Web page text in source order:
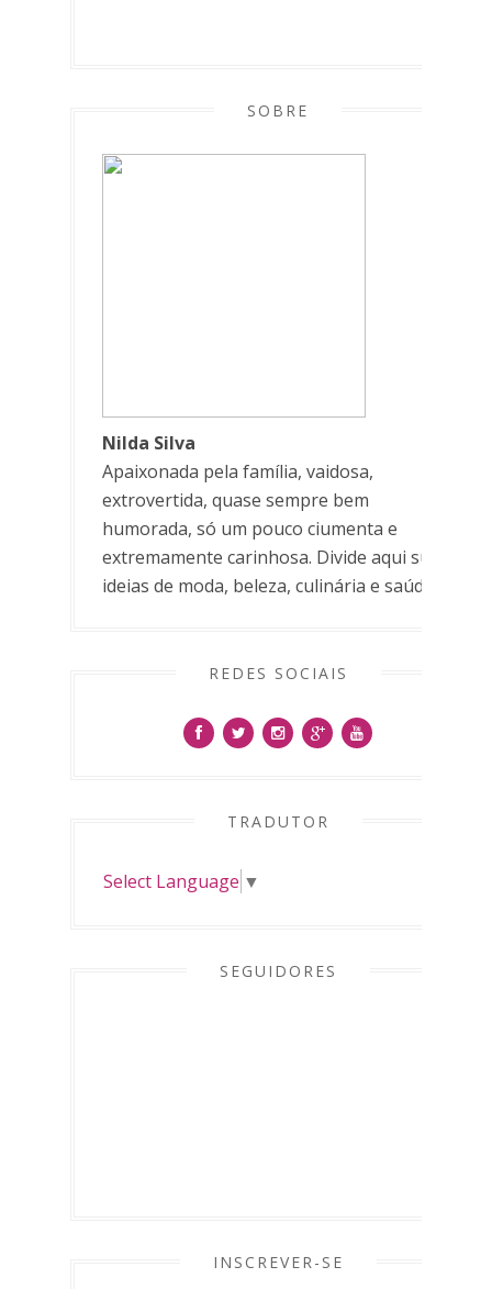
SOBRE
Nilda Silva
Apaixonada pela família, vaidosa,
extrovertida, quase sempre bem
humorada, só um pouco ciumenta e
extremamente carinhosa. Divide aqui suas
ideias de moda, beleza, culinária e saúde.
REDES SOCIAIS
TRADUTOR
Select Language ▼
SEGUIDORES
INSCREVER-SE